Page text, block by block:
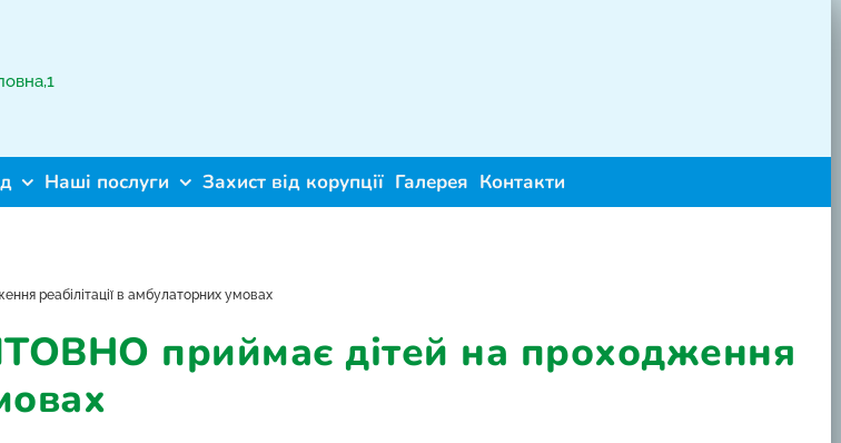
Наші послуги Захист від корупції Галерея Контакти
реабілітації в амбулаторних умовах
приймає дітей на проходження